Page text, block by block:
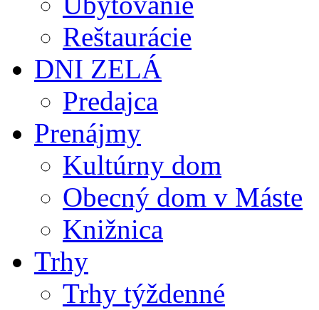
Reštaurácie
DNI ZELÁ
Predajca
Prenájmy
Kultúrny dom
Obecný dom v Máste
Knižnica
Trhy
Trhy týždenné